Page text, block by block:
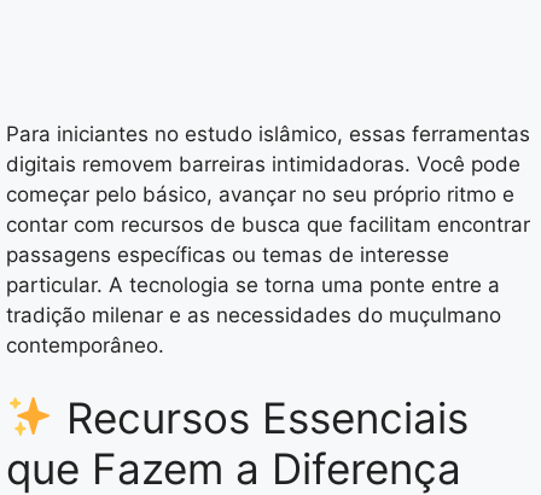
Para iniciantes no estudo islâmico, essas ferramentas
digitais removem barreiras intimidadoras. Você pode
começar pelo básico, avançar no seu próprio ritmo e
contar com recursos de busca que facilitam encontrar
passagens específicas ou temas de interesse
particular. A tecnologia se torna uma ponte entre a
tradição milenar e as necessidades do muçulmano
contemporâneo.
Recursos Essenciais
que Fazem a Diferença